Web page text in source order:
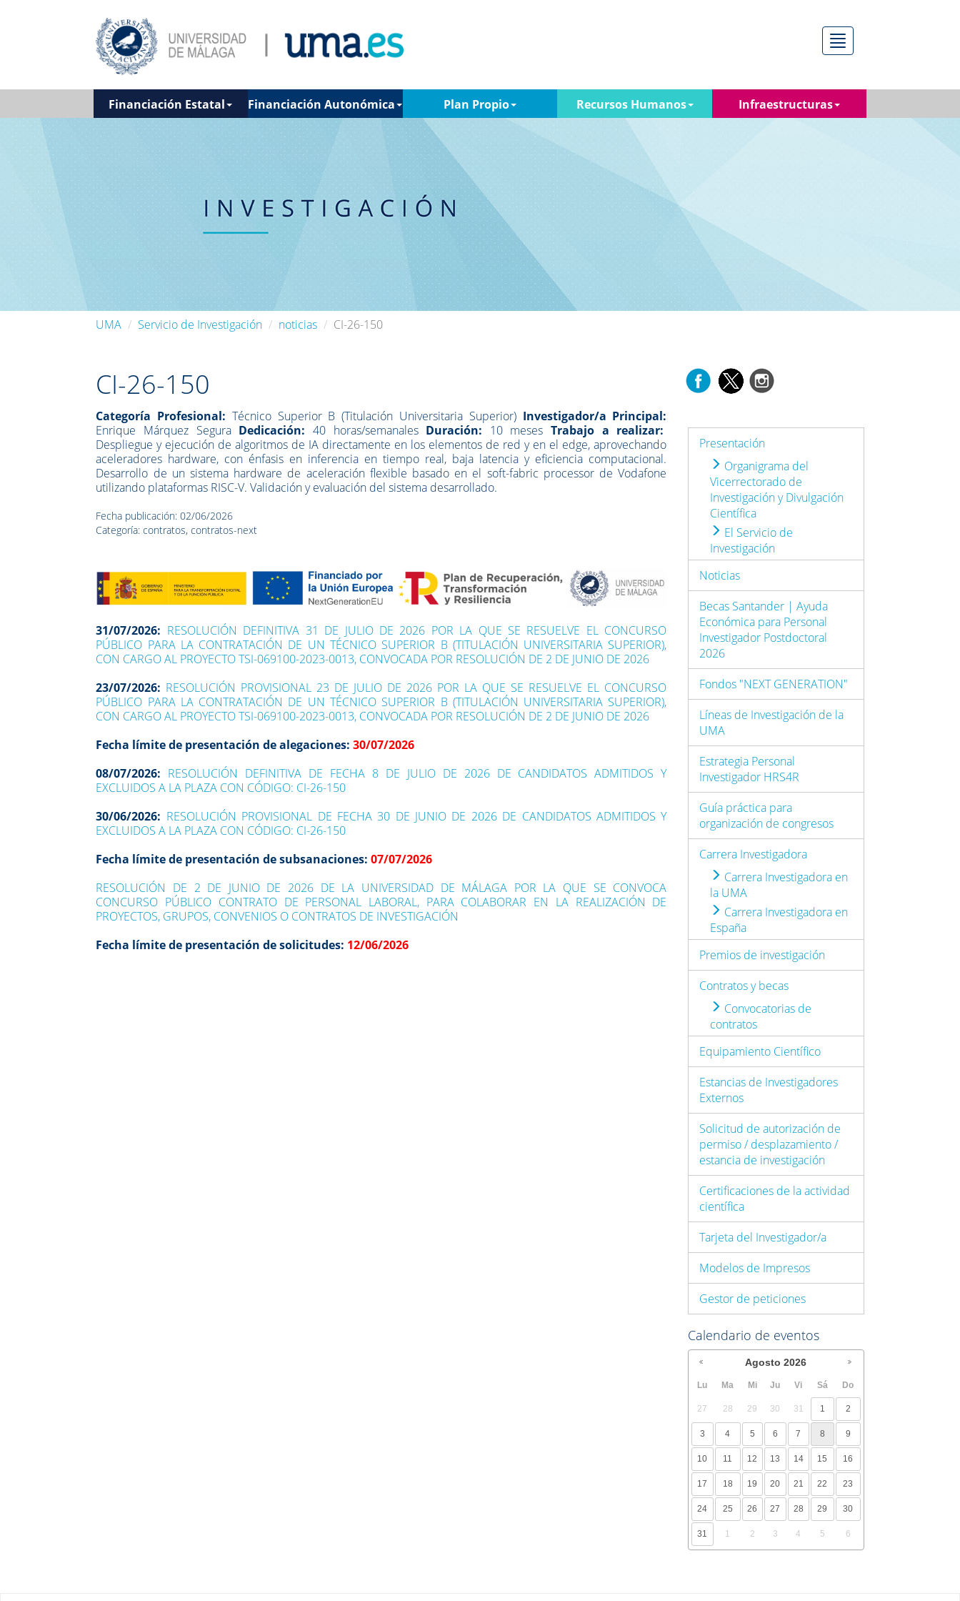
Menú
Financiación Estatal Financiación Autonómica Plan Propio Recursos Humanos Infraestructuras
UMA Servicio de Investigación noticias CI-26-150
CI-26-150
Categoría Profesional: Técnico Superior B (Titulación Universitaria Superior) Investigador/a Principal:
Enrique Márquez Segura Dedicación: 40 horas/semanalesDuración: 10 mesesTrabajo a realizar:
Despliegue y ejecución de algoritmos de IA directamente en los elementos de red y en el edge, aprovechando
aceleradores hardware, con énfasis en inferencia en tiempo real, baja latencia y eficiencia computacional.
Desarrollo de un sistema hardware de aceleración flexible basado en el soft-fabric processor de Vodafone
utilizando plataformas RISC-V. Validación y evaluación del sistema desarrollado.
Fecha publicación: 02/06/2026
Categoría: contratos, contratos-next
31/07/2026: RESOLUCIÓN DEFINITIVA 31 DE JULIO DE 2026 POR LA QUE SE RESUELVE EL CONCURSO
PÚBLICO PARA LA CONTRATACIÓN DE UN TÉCNICO SUPERIOR B (TITULACIÓN UNIVERSITARIA SUPERIOR),
CON CARGO AL PROYECTO TSI-069100-2023-0013, CONVOCADA POR RESOLUCIÓN DE 2 DE JUNIO DE 2026
23/07/2026: RESOLUCIÓN PROVISIONAL 23 DE JULIO DE 2026 POR LA QUE SE RESUELVE EL CONCURSO
PÚBLICO PARA LA CONTRATACIÓN DE UN TÉCNICO SUPERIOR B (TITULACIÓN UNIVERSITARIA SUPERIOR),
CON CARGO AL PROYECTO TSI-069100-2023-0013, CONVOCADA POR RESOLUCIÓN DE 2 DE JUNIO DE 2026
Fecha límite de presentación de alegaciones:30/07/2026
08/07/2026: RESOLUCIÓN DEFINITIVA DE FECHA 8 DE JULIO DE 2026 DE CANDIDATOS ADMITIDOS Y
EXCLUIDOS A LA PLAZA CON CÓDIGO: CI-26-150
30/06/2026: RESOLUCIÓN PROVISIONAL DE FECHA 30 DE JUNIO DE 2026 DE CANDIDATOS ADMITIDOS Y
EXCLUIDOS A LA PLAZA CON CÓDIGO: CI-26-150
Fecha límite de presentación de subsanaciones:07/07/2026
RESOLUCIÓN DE 2 DE JUNIO DE 2026 DE LA UNIVERSIDAD DE MÁLAGA POR LA QUE SE CONVOCA
CONCURSO PÚBLICO CONTRATO DE PERSONAL LABORAL, PARA COLABORAR EN LA REALIZACIÓN DE
PROYECTOS, GRUPOS, CONVENIOS O CONTRATOS DE INVESTIGACIÓN
Fecha límite de presentación de solicitudes: 12/06/2026
Presentación
Organigrama del
Vicerrectorado de
Investigación y Divulgación
Científica
El Servicio de
Investigación
Noticias
Becas Santander | Ayuda
Económica para Personal
Investigador Postdoctoral
2026
Fondos "NEXT GENERATION"
Líneas de Investigación de la
UMA
Estrategia Personal
Investigador HRS4R
Guía práctica para
organización de congresos
Carrera Investigadora
Carrera Investigadora en
la UMA
Carrera Investigadora en
España
Premios de investigación
Contratos y becas
Convocatorias de
contratos
Equipamiento Científico
Estancias de Investigadores
Externos
Solicitud de autorización de
permiso / desplazamiento /
estancia de investigación
Certificaciones de la actividad
científica
Tarjeta del Investigador/a
Modelos de Impresos
Gestor de peticiones
Calendario de eventos
Agosto 2026
Lu Ma Mi Ju Vi Sá Do
27 28 29 30 31 1 2
3 4 5 6 7 8 9
10 11 12 13 14 15 16
17 18 19 20 21 22 23
24 25 26 27 28 29 30
31 1 2 3 4 5 6